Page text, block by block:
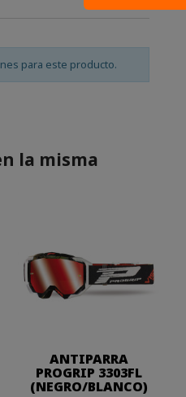
para este producto.
la misma
ANTIPARRA
PROGRIP 3303FL
(NEGRO/BLANCO)